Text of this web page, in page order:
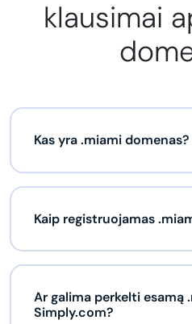
klausimai
Kas yra .miami domenas?
Kaip registruojamas
Ar galima perkelti esamą
Simply.com?